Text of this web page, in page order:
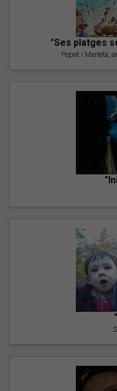
"Ses platges
Pepet i Marieta,